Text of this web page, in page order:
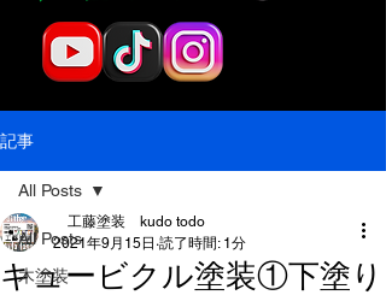
記事
All Posts
木塗装
All Posts
キュービクル塗装①下塗り
工藤塗装 kudo todo
2021年9月15日 読了時間: 1分